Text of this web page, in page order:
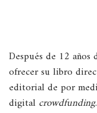
Después de 12
ofrecer su libro
editorial de por
digital crowdfunding.